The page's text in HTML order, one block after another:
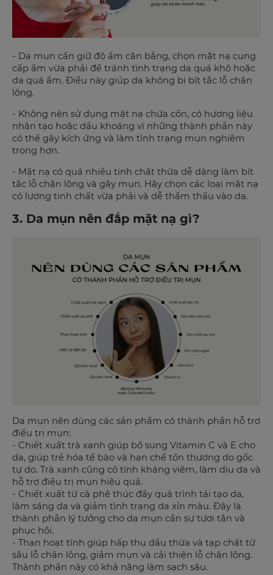
- Da mụn cần giữ độ ẩm cân bằng, chọn mặt nạ cung
cấp ẩm vừa phải để tránh tình trạng da quá khô hoặc
da quá ẩm. Điều này giúp da không bị bít tắc lỗ chân
lông.
- Không nên sử dụng mặt nạ chứa cồn, có hương liệu
nhân tạo hoặc dầu khoáng vì những thành phần này
có thể gây kích ứng và làm tình trạng mụn nghiêm
trọng hơn.
- Mặt nạ có quá nhiều tinh chất thừa dễ dàng làm bít
tắc lỗ chân lông và gây mụn. Hãy chọn các loại mặt nạ
có lượng tinh chất vừa phải và dễ thẩm thấu vào da.
3. Da mụn nên đắp mặt nạ gì?
Da mụn nên dùng các sản phẩm có thành phần hỗ trợ
điều trị mụn:
- Chiết xuất trà xanh giúp bổ sung Vitamin C và E cho
da, giúp trẻ hóa tế bào và hạn chế tổn thương do gốc
tự do. Trà xanh cũng có tính kháng viêm, làm dịu da và
hỗ trợ điều trị mụn hiệu quả.
- Chiết xuất từ cà phê thúc đẩy quá trình tái tạo da,
làm sáng da và giảm tình trạng da xỉn màu. Đây là
thành phần lý tưởng cho da mụn cần sự tươi tắn và
phục hồi.
- Than hoạt tính giúp hấp thụ dầu thừa và tạp chất từ
sâu lỗ chân lông, giảm mụn và cải thiện lỗ chân lông.
Thành phần này có khả năng làm sạch sâu.